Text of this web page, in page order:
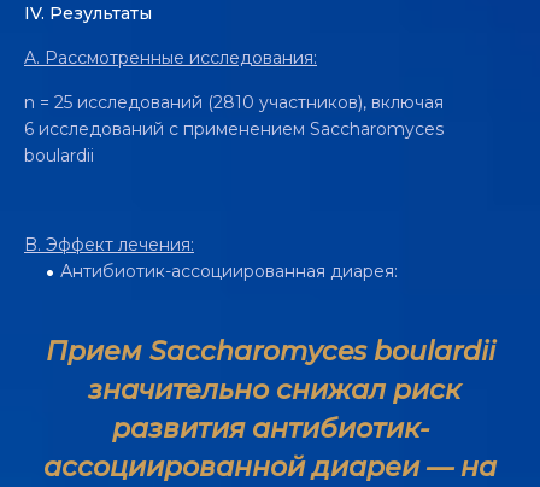
IV. Pезультаты
A. Рассмотренные исследования:
n = 25 исследований (2810 участников), включая
6 исследований с применением Saccharomyces
boulardii
B. Эффект лечения:
Антибиотик-ассоциированная диарея:
Прием Saccharomyces boulardii
значительно снижал риск
развития антибиотик-
ассоциированной диареи — на